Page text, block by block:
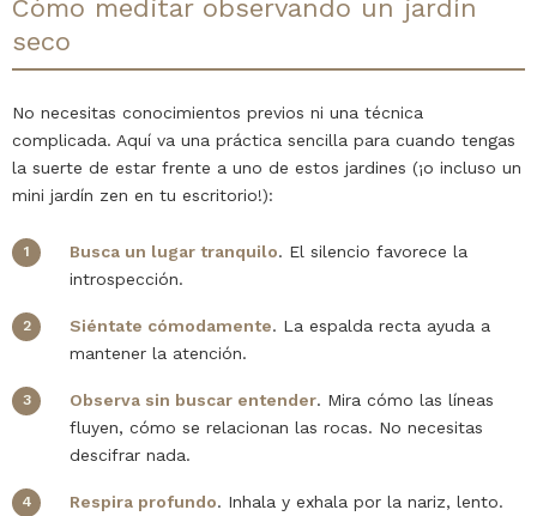
Cómo meditar observando un jardín
seco
No necesitas conocimientos previos ni una técnica
complicada. Aquí va una práctica sencilla para cuando tengas
la suerte de estar frente a uno de estos jardines (¡o incluso un
mini jardín zen en tu escritorio!):
Busca un lugar tranquilo. El silencio favorece la
introspección.
Siéntate cómodamente. La espalda recta ayuda a
mantener la atención.
Observa sin buscar entender. Mira cómo las líneas
fluyen, cómo se relacionan las rocas. No necesitas
descifrar nada.
Respira profundo. Inhala y exhala por la nariz, lento.